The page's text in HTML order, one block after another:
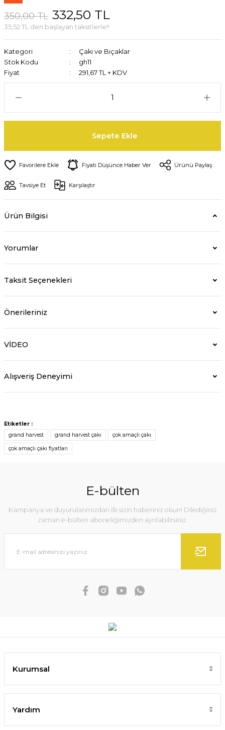
350,00 TL 332,50 TL
35,52 TL den başlayan taksitlerle!!
Kategori
Çakı ve Bıçaklar
Stok Kodu
gh11
Fiyat
291,67 TL + KDV
Sepete Ekle
Fiyatı Düşünce Haber Ver Ürünü Paylaş
Tavsiye Et Karşılaştır
Ürün Bilgisi
Yorumlar
Taksit Seçenekleri
Önerileriniz
VİDEO
Alışveriş Deneyimi
Etiketler :
grand harvest
grand harvest çakı çok amaçlı çakı
çok amaçlı çakı fiyatları
E-bülten
Kampanya ve duyurularımızdan ilk sizin haberiniz olsun! Dilediğiniz
zaman e-bülten aboneliğimizden ayrılabilirsiniz.
Kurumsal
Yardım